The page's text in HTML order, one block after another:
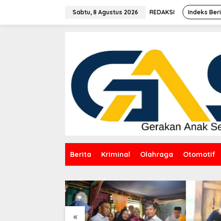
Sabtu, 8 Agustus 2026 REDAKSI Indeks
Berita Kriminal Olahraga Otomotif
«